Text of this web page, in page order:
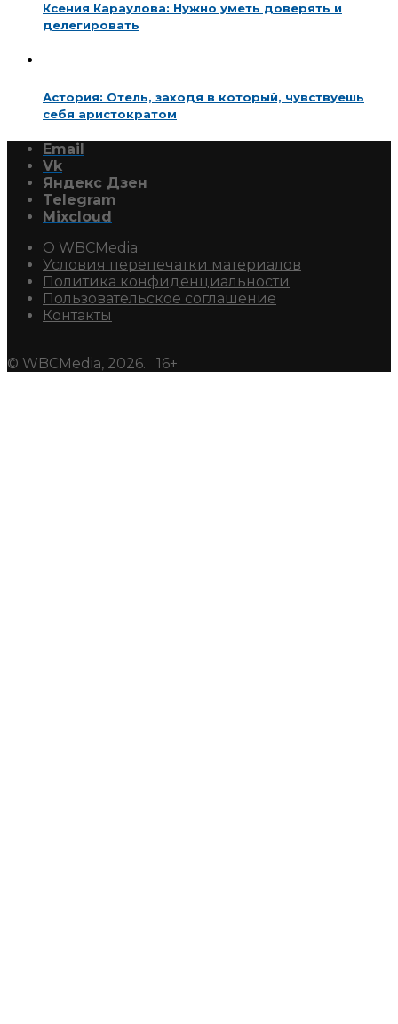
Ксения Караулова: Нужно уметь доверять и
делегировать
Астория: Отель, заходя в который, чувствуешь
себя аристократом
Email
Vk
Яндекс Дзен
Telegram
Mixcloud
О WBCMedia
Условия перепечатки материалов
Политика конфиденциальности
Пользовательское соглашение
Контакты
© WBCMedia, 2026. 16+